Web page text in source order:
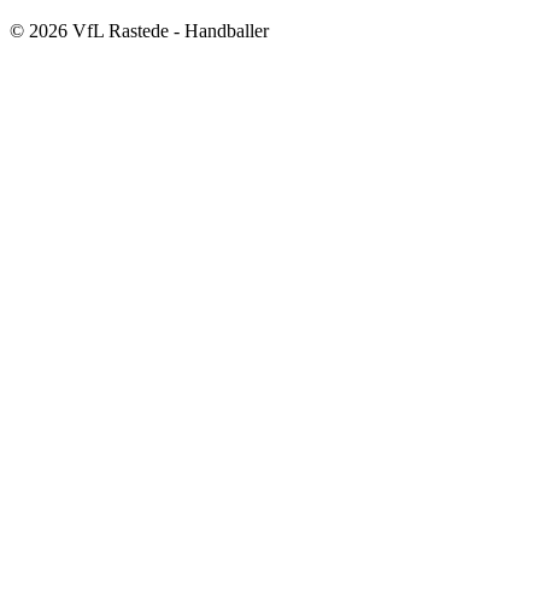
© 2026 VfL Rastede - Handballer